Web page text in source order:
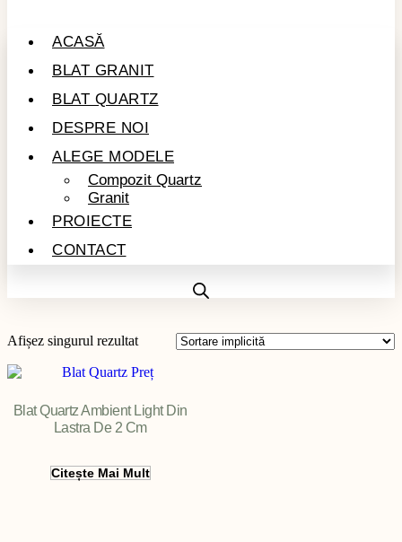
ACASĂ
BLAT GRANIT
BLAT QUARTZ
DESPRE NOI
ALEGE MODELE
Compozit Quartz
Granit
PROIECTE
CONTACT
Filter
Afișez singurul rezultat
Blat Quartz Ambient Light Din
Lastra De 2 Cm
Citește Mai Mult